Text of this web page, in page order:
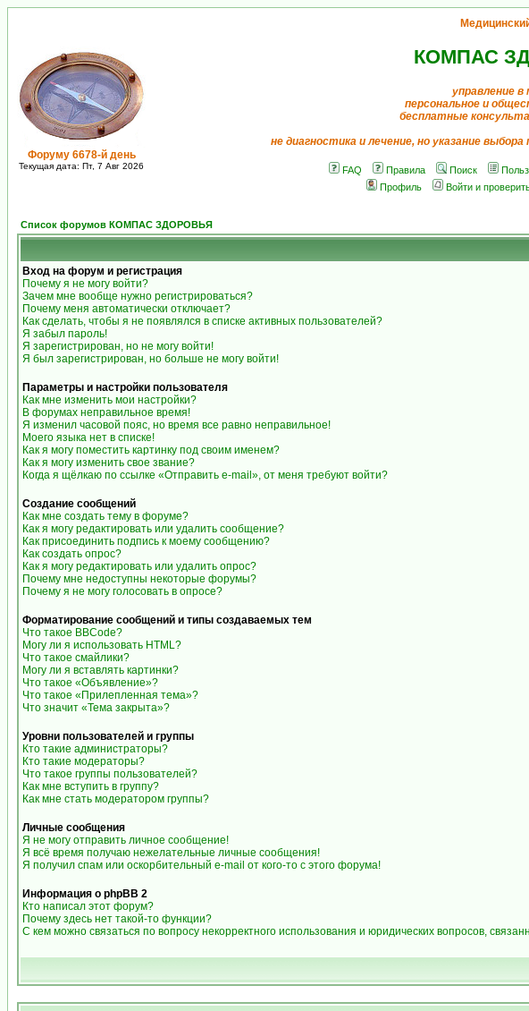
Форуму 6678-й день
Текущая дата: Пт, 7 Авг 2026
КОМПАС
управление в
персональное и
бесплатные
не диагностика и лечение, но указание
FAQ Правила Поиск
Профиль
Войти и
Список форумов КОМПАС ЗДОРОВЬЯ
Вход на форум и регистрация
Почему я не могу войти?
Зачем мне вообще нужно регистрироваться?
Почему меня автоматически отключает?
Как сделать, чтобы я не появлялся в списке активных пользователей?
Я забыл пароль!
Я зарегистрирован, но не могу войти!
Я был зарегистрирован, но больше не могу войти!
Параметры и настройки пользователя
Как мне изменить мои настройки?
В форумах неправильное время!
Я изменил часовой пояс, но время все равно неправильное!
Моего языка нет в списке!
Как я могу поместить картинку под своим именем?
Как я могу изменить свое звание?
Когда я щёлкаю по ссылке «Отправить e-mail», от меня требуют войти?
Создание сообщений
Как мне создать тему в форуме?
Как я могу редактировать или удалить сообщение?
Как присоединить подпись к моему сообщению?
Как создать опрос?
Как я могу редактировать или удалить опрос?
Почему мне недоступны некоторые форумы?
Почему я не могу голосовать в опросе?
Форматирование сообщений и типы создаваемых тем
Что такое BBCode?
Могу ли я использовать HTML?
Что такое смайлики?
Могу ли я вставлять картинки?
Что такое «Объявление»?
Что такое «Прилепленная тема»?
Что значит «Тема закрыта»?
Уровни пользователей и группы
Кто такие администраторы?
Кто такие модераторы?
Что такое группы пользователей?
Как мне вступить в группу?
Как мне стать модератором группы?
Личные сообщения
Я не могу отправить личное сообщение!
Я всё время получаю нежелательные личные сообщения!
Я получил спам или оскорбительный e-mail от кого-то с этого форума!
Информация о phpBB 2
Кто написал этот форум?
Почему здесь нет такой-то функции?
С кем можно связаться по вопросу некорректного использования и юридических вопросов,